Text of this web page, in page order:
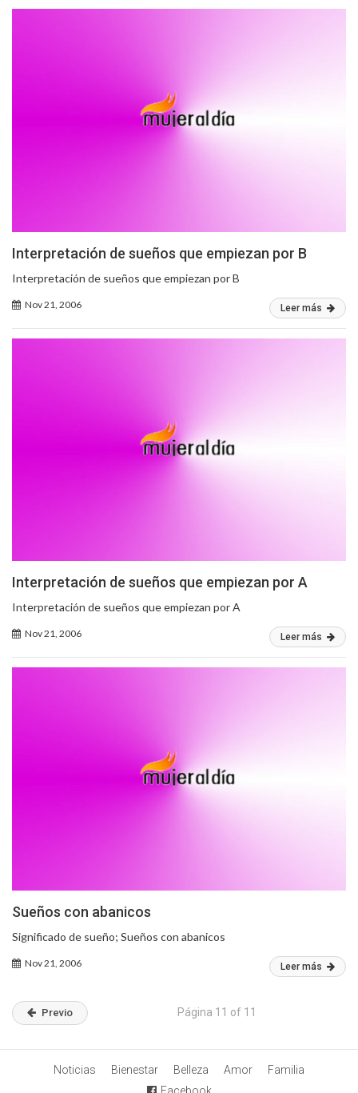
Interpretación de sueños que empiezan por B
Interpretación de sueños que empiezan por B
Nov 21, 2006 Leer más
Interpretación de sueños que empiezan por A
Interpretación de sueños que empiezan por A
Nov 21, 2006 Leer más
Sueños con abanicos
Significado de sueño; Sueños con abanicos
Nov 21, 2006 Leer más
Previo Página 11 of 11
Noticias Bienestar Belleza Amor
Familia